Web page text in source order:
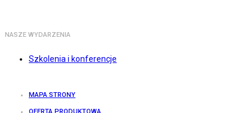
NASZE WYDARZENIA
Szkolenia i konferencje
MAPA STRONY